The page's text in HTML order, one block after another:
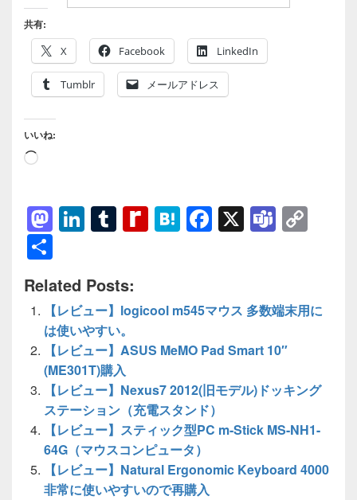
共有:
X
Facebook LinkedIn
Tumblr メールアドレス
いいね:
読
み
中…
M
st
o
d
o
n
Li
k
e
dI
n
T
m
bl
r
R
M
y
a
g
e
H
n
a
F
e
b
o
k
X T
m
s
y
Li
有
Related Posts:
【レビュー】logicool m545マウス 多数端末用に
は使いやすい。
【レビュー】ASUS MeMO Pad Smart 10″
(ME301T)購入
【レビュー】Nexus7 2012(旧モデル)ドッキング
ステーション（充電スタンド）
【レビュー】スティック型PC m-Stick MS-NH1-
64G（マウスコンピュータ）
【レビュー】Natural Ergonomic Keyboard 4000
非常に使いやすいので再購入